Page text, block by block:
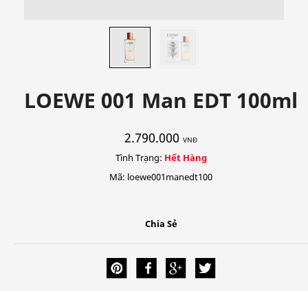
LOEWE 001 Man EDT 100ml
2.790.000 VNĐ
Tình Trạng: Hết Hàng
Mã: loewe001manedt100
Chia Sẻ